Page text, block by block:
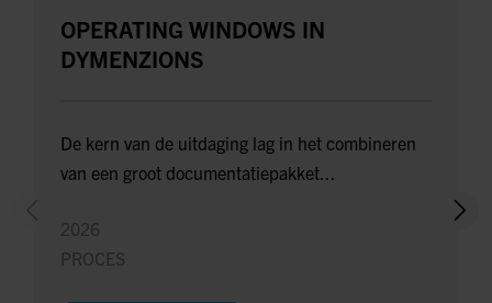
OPERATING WINDOWS IN
DYMENZIONS
De kern van de uitdaging lag in het combineren
van een groot documentatiepakket...
2026
PROCES